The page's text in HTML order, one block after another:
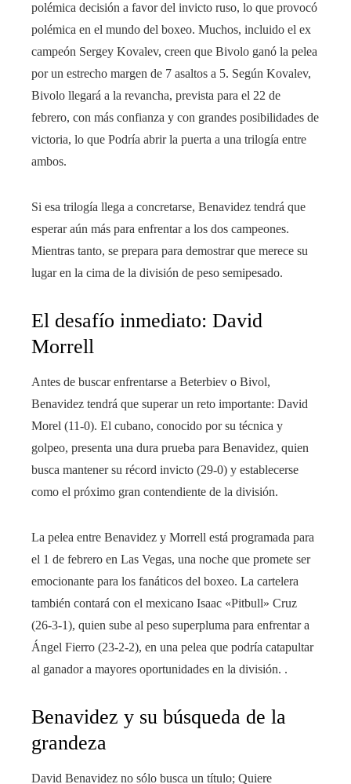
polémica decisión a favor del invicto ruso, lo que provocó
polémica en el mundo del boxeo. Muchos, incluido el ex
campeón Sergey Kovalev, creen que Bivolo ganó la pelea
por un estrecho margen de 7 asaltos a 5. Según Kovalev,
Bivolo llegará a la revancha, prevista para el 22 de
febrero, con más confianza y con grandes posibilidades de
victoria, lo que Podría abrir la puerta a una trilogía entre
ambos.
Si esa trilogía llega a concretarse, Benavidez tendrá que
esperar aún más para enfrentar a los dos campeones.
Mientras tanto, se prepara para demostrar que merece su
lugar en la cima de la división de peso semipesado.
El desafío inmediato: David
Morrell
Antes de buscar enfrentarse a Beterbiev o Bivol,
Benavidez tendrá que superar un reto importante: David
Morel (11-0). El cubano, conocido por su técnica y
golpeo, presenta una dura prueba para Benavidez, quien
busca mantener su récord invicto (29-0) y establecerse
como el próximo gran contendiente de la división.
La pelea entre Benavidez y Morrell está programada para
el 1 de febrero en Las Vegas, una noche que promete ser
emocionante para los fanáticos del boxeo. La cartelera
también contará con el mexicano Isaac «Pitbull» Cruz
(26-3-1), quien sube al peso superpluma para enfrentar a
Ángel Fierro (23-2-2), en una pelea que podría catapultar
al ganador a mayores oportunidades en la división. .
Benavidez y su búsqueda de la
grandeza
David Benavidez no sólo busca un título; Quiere